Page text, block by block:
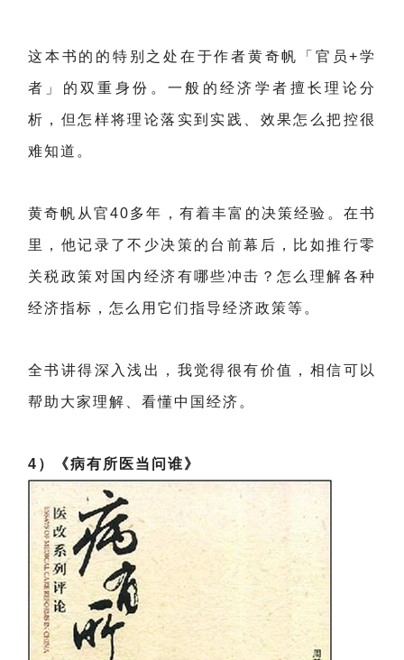
这本书的的特别之处在于作者黄奇帆「官员+学
者」的双重身份。一般的经济学者擅长理论分
析，但怎样将理论落实到实践、效果怎么把控很
难知道。
黄奇帆从官40多年，有着丰富的决策经验。在书
里，他记录了不少决策的台前幕后，比如推行零
关税政策对国内经济有哪些冲击？怎么理解各种
经济指标，怎么用它们指导经济政策等。
全书讲得深入浅出，我觉得很有价值，相信可以
帮助大家理解、看懂中国经济。
4）《病有所医当问谁》